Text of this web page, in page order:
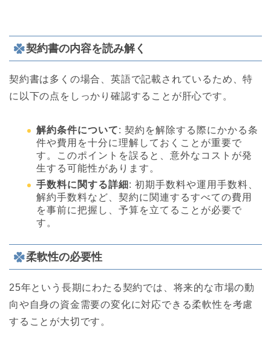
契約書の内容を読み解く
契約書は多くの場合、英語で記載されているため、特
に以下の点をしっかり確認することが肝心です。
解約条件について: 契約を解除する際にかかる条
件や費用を十分に理解しておくことが重要で
す。このポイントを誤ると、意外なコストが発
生する可能性があります。
手数料に関する詳細 : 初期手数料や運用手数料、
解約手数料など、契約に関連するすべての費用
を事前に把握し、予算を立てることが必要で
す。
柔軟性の必要性
25年という長期にわたる契約では、将来的な市場の動
向や自身の資金需要の変化に対応できる柔軟性を考慮
することが大切です。